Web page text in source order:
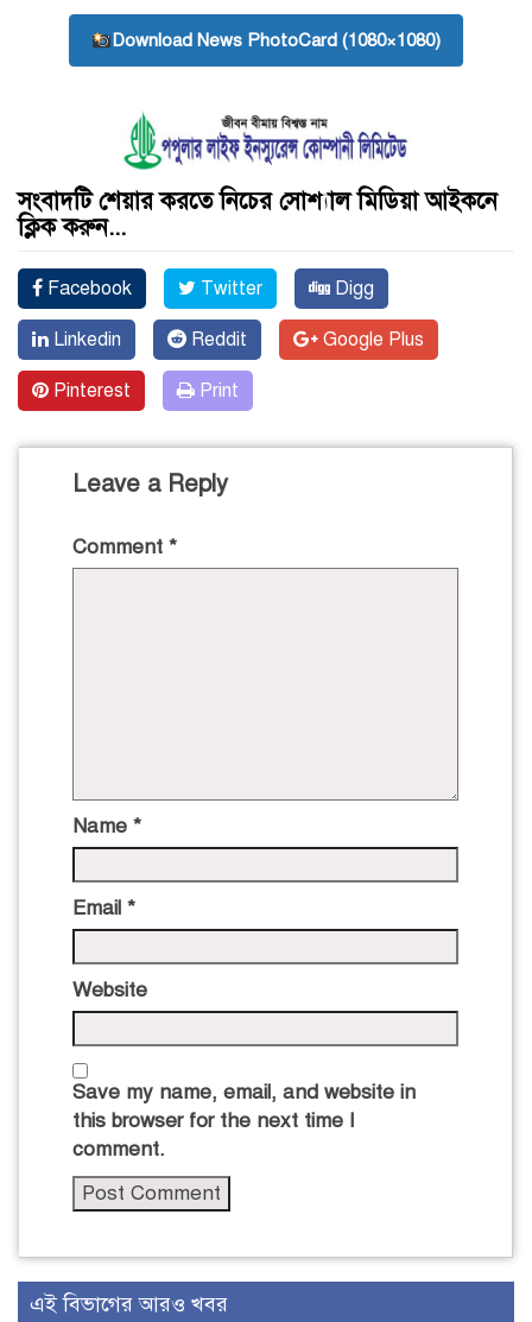
Download News PhotoCard (1080×1080)
সংবাদটি শেয়ার করতে নিচের সোশ্যাল মিডিয়া আইকনে
ক্লিক করুন...
Facebook Twitter Digg
Linkedin Reddit Google Plus
Pinterest Print
Leave a Reply
Comment *
Name *
Email *
Website
Save my name, email, and website in
this browser for the next time I
comment.
এই বিভাগের আরও খবর